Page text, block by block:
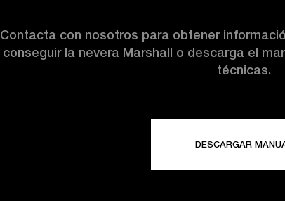
Contacta con nosotros para obtener
conseguir la nevera Marshall o descarga el
técnicas.
DESCARGAR